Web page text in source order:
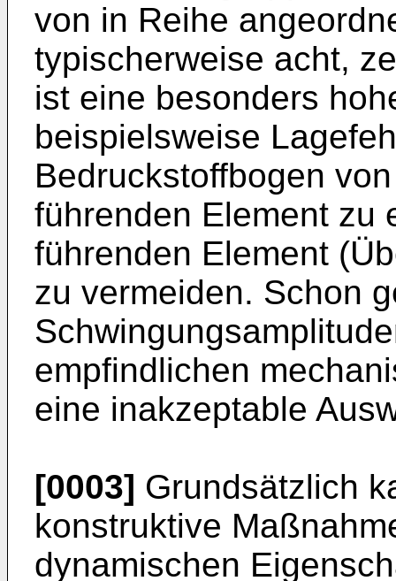
von in Reihe
typischerweise acht,
ist eine besonders
beispielsweise
Bedruckstoffbogen
führenden Element zu
führenden Element
zu vermeiden. Schon
empfindlichen
eine inakzeptable
[0003] Grundsätzlich
konstruktive
dynamischen